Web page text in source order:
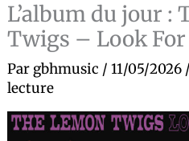
L’album du jour :
Twigs – Look
Par gbhmusic /11/05/2026
lecture